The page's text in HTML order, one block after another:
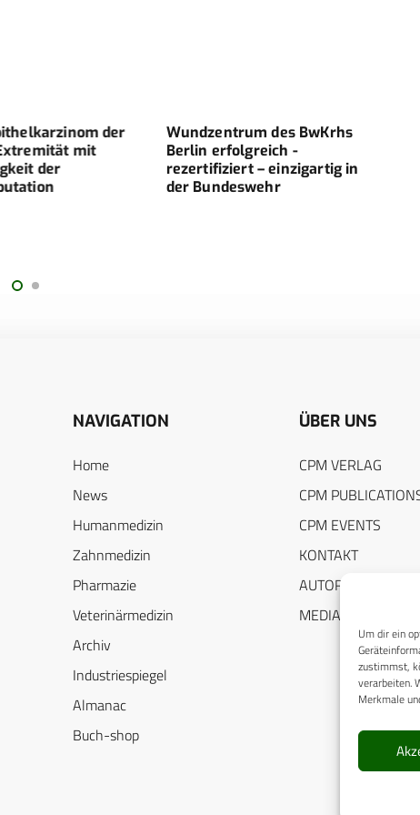
Um dir ein
zustimmst,
verarbeiten.
Merkmale
der
mit
der
Wundzentrum des BwKrhs
Berlin erfolgreich ­
rezertifiziert – einzigartig in
der Bundeswehr
NAVIGATION
Home
News
Humanmedizin
Zahnmedizin
Pharmazie
Veterinärmedizin
Archiv
Industriespiegel
Almanac
Buch-shop
ÜBER UNS
CPM VERLAG
CPM
CPM EVENTS
KONTAKT
AUTORENHINWEISE
MEDIADATEN